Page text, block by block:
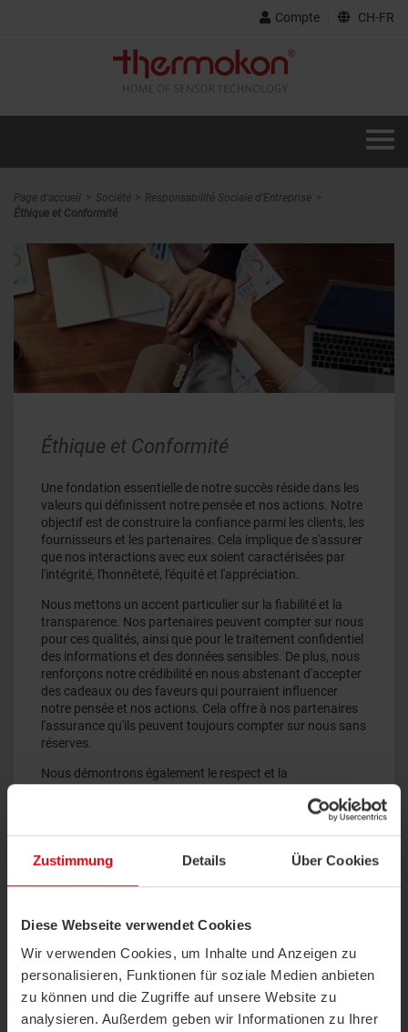
Zustimmung Details Über Cookies
Diese Webseite verwendet Cookies
Wir verwenden Cookies, um Inhalte und Anzeigen zu
personalisieren, Funktionen für soziale Medien anbieten
zu können und die Zugriffe auf unsere Website zu
analysieren. Außerdem geben wir Informationen zu Ihrer
Compte CH-FR
Page d'accueil Société
Responsabilité Sociale d'Entreprise
Éthique et Conformité
Éthique et Conformité
Une fondation essentielle de notre succès réside dans les
valeurs qui définissent notre pensée et nos actions. Notre
objectif est de construire la confiance parmi les clients, les
fournisseurs et les partenaires. Cela implique de s'assurer
que nos interactions avec eux soient caractérisées par
l'intégrité, l'honnêteté, l'équité et l'appréciation.
Nous mettons un accent particulier sur la fiabilité et la
transparence. Nos partenaires peuvent compter sur nous
pour ces qualités, ainsi que pour le traitement confidentiel
des informations et des données sensibles. De plus, nous
renforçons notre crédibilité en nous abstenant d'accepter
des cadeaux ou des faveurs qui pourraient influencer
notre pensée et nos actions. Cela offre à nos partenaires
l'assurance qu'ils peuvent toujours compter sur nous sans
réserves.
Nous démontrons également le respect et la
responsabilité envers les individus et les institutions de
notre environnement. Cette forme de responsabilité
sociale d'entreprise est intégrée dans toutes nos décisions
Promouvoir une culture de respect
respectueuse avec nos employés et plaidons les uns pour
droits de chaque individu, quel que soit leur origine,
croyance ou handicap potentiel. Afin d'améliorer
continuellement nos produits et services, nous
encourageons activement la participation dans nos
processus. Nous valorisons les opinions diverses, les